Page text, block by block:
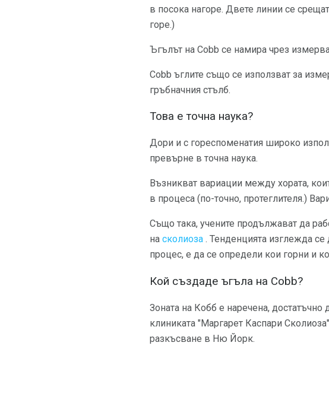
в посока нагоре. Двете линии се
горе.)
Ъгълът на Cobb се намира чрез
Cobb ъглите също се използват за
гръбначния стълб.
Това е точна наука?
Дори и с гореспоменатия широко
превърне в точна наука.
Възникват вариации между хората,
в процеса (по-точно, протеглителя.)
Също така, учените продължават да
на сколиоза . Тенденцията изглежда
процес, е да се определи кои горни и
Кой създаде ъгъла на Cobb?
Зоната на Кобб е наречена,
клиниката "Маргарет Каспари
разкъсване в Ню Йорк.